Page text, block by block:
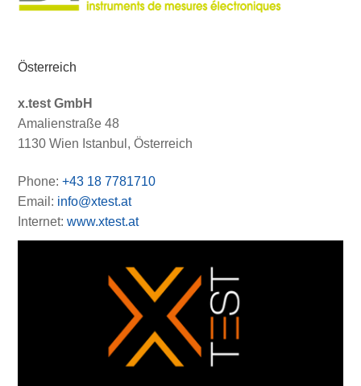
Österreich
x.test GmbH
Amalienstraße 48
1130 Wien Istanbul, Österreich
Phone:+43 18 7781710
Email: info@xtest.at
Internet:www.xtest.at